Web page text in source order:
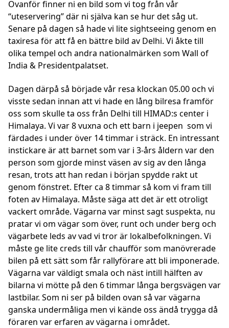
Ovanför finner ni en bild som vi tog från vår
“uteservering” där ni själva kan se hur det såg ut.
Senare på dagen så hade vi lite sightseeing genom en
taxiresa för att få en bättre bild av Delhi. Vi åkte till
olika tempel och andra nationalmärken som Wall of
India & Presidentpalatset.
Dagen därpå så började vår resa klockan 05.00 och vi
visste sedan innan att vi hade en lång bilresa framför
oss som skulle ta oss från Delhi till HIMAD:s center i
Himalaya. Vi var 8 vuxna och ett barn i jeepen som vi
färdades i under över 14 timmar i sträck. En intressant
instickare är att barnet som var i 3-års åldern var den
person som gjorde minst väsen av sig av den långa
resan, trots att han redan i början spydde rakt ut
genom fönstret. Efter ca 8 timmar så kom vi fram till
foten av Himalaya. Måste säga att det är ett otroligt
vackert område. Vägarna var minst sagt suspekta, nu
pratar vi om vägar som över, runt och under berg och
vägarbete leds av vad vi tror är lokalbefolkningen. Vi
måste ge lite creds till vår chaufför som manövrerade
bilen på ett sätt som får rallyförare att bli imponerade.
Vägarna var väldigt smala och näst intill hälften av
bilarna vi mötte på den 6 timmar långa bergsvägen var
lastbilar. Som ni ser på bilden ovan så var vägarna
ganska undermåliga men vi kände oss ändå trygga då
föraren var erfaren av vägarna i området.